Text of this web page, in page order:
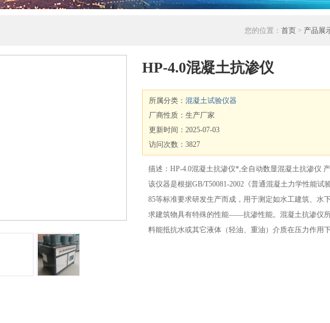
您的位置： 首页 > 产品展
HP-4.0混凝土抗渗仪
所属分类： 混凝土试验仪器
厂商性质：生产厂家
更新时间：2025-07-03
访问次数：3827
描述：HP-4.0混凝土抗渗仪*,全自动数显混凝土抗渗仪 产
该仪器是根据GB/T50081-2002《普通混凝土力学性能试
85等标准要求研发生产而成，用于测定如水工建筑、水
求建筑物具有特殊的性能——抗渗性能。混凝土抗渗仪
料能抵抗水或其它液体（轻油、重油）介质在压力作用